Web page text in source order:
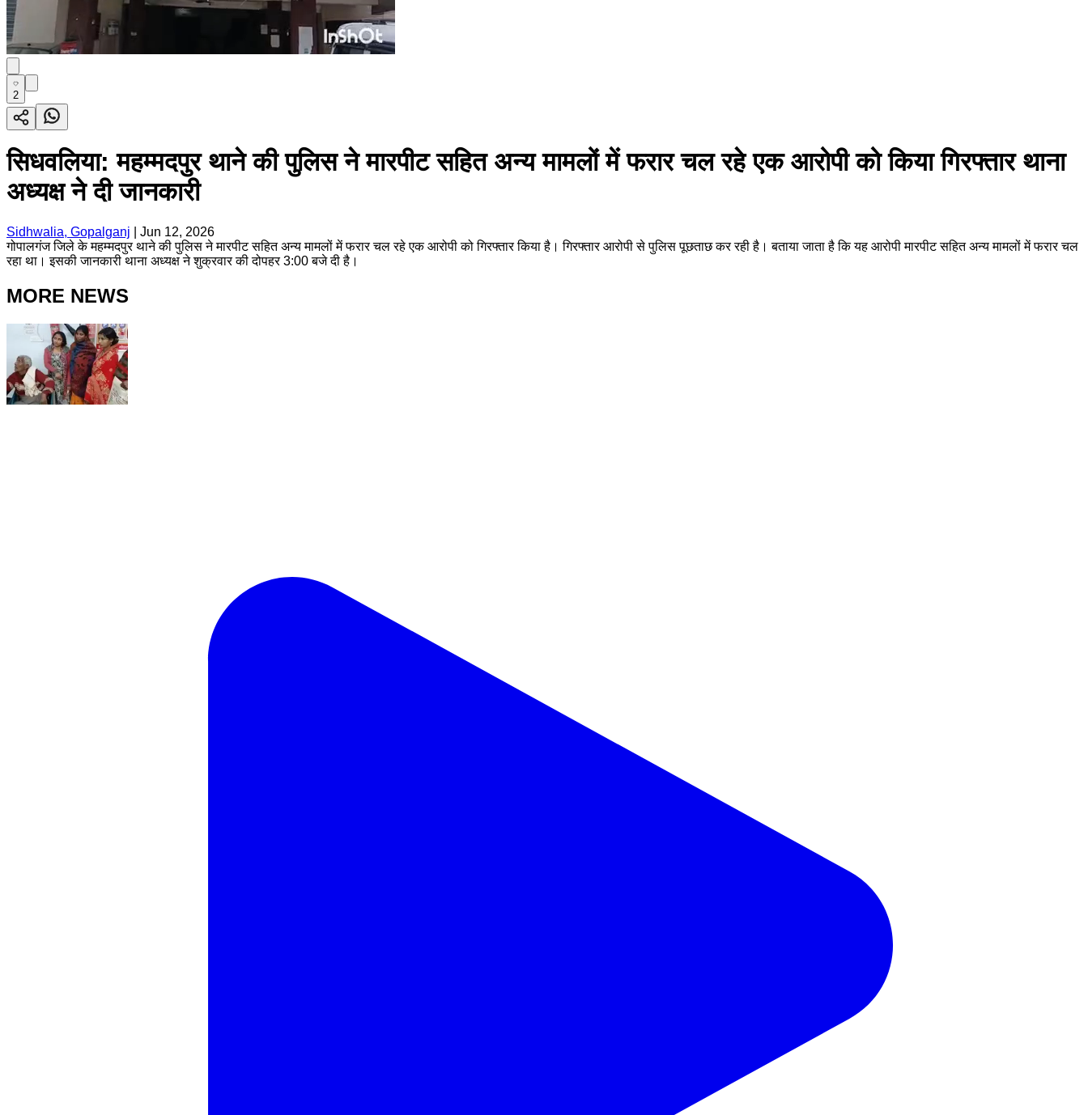
2
सिधवलिया: महम्मदपुर थाने की पुलिस ने मारपीट सहित अन्य मामलों में फरार चल रहे एक आरोपी को किया गिरफ्तार थाना
अध्यक्ष ने दी जानकारी
Sidhwalia, Gopalganj
Jun 12, 2026
गोपालगंज जिले के महम्मदपुर थाने की पुलिस ने मारपीट सहित अन्य मामलों में फरार चल रहे एक आरोपी को गिरफ्तार किया है। गिरफ्तार आरोपी से पुलिस पूछताछ कर रही है। बताया जाता है कि यह आरोपी मारपीट सहित अन्य मामलों में फरार चल
रहा था। इसकी जानकारी थाना अध्यक्ष ने शुक्रवार की दोपहर 3:00 बजे दी है।
MORE NEWS